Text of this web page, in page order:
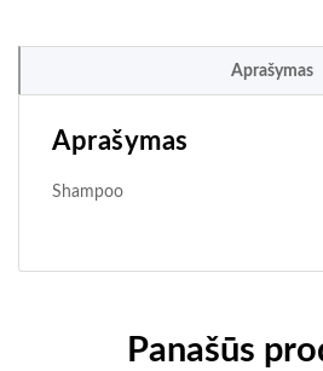
Aprašymas
Aprašymas
Shampoo
Panašūs